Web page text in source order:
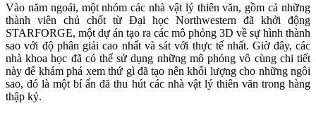
Vào năm ngoái, một nhóm các nhà vật lý thiên văn, gồm cả những
thành viên chủ chốt từ Đại học Northwestern đã khởi động
STARFORGE, một dự án tạo ra các mô phỏng 3D về sự hình thành
sao với độ phân giải cao nhất và sát với thực tế nhất. Giờ đây, các
nhà khoa học đã có thể sử dụng những mô phỏng vô cùng chi tiết
này để khám phá xem thứ gì đã tạo nên khối lượng cho những ngôi
sao, đó là một bí ẩn đã thu hút các nhà vật lý thiên văn trong hàng
thập kỷ.